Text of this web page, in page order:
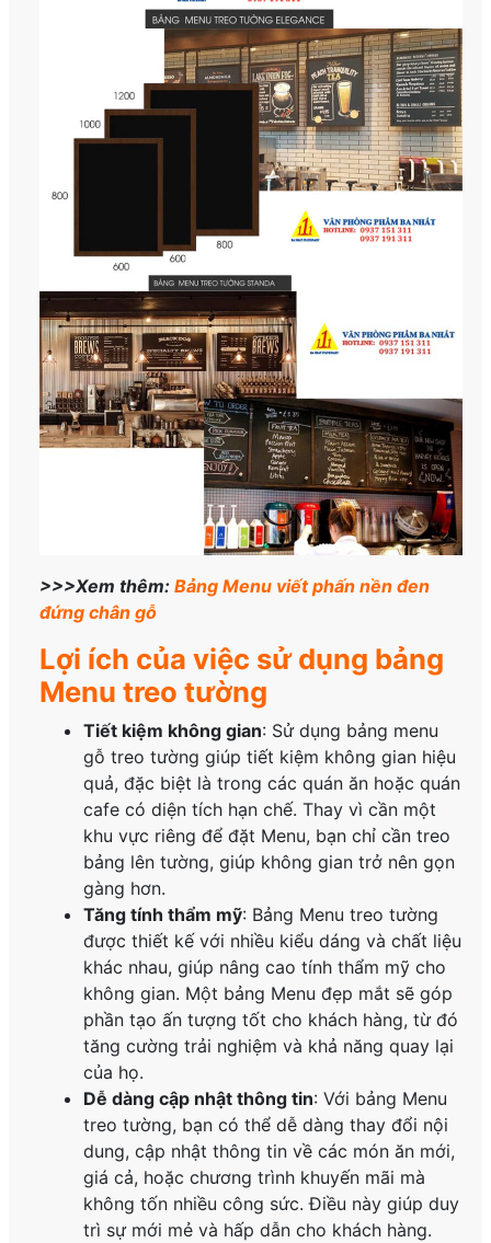
>>>Xem thêm:Bảng Menu viết phấn nền đen
đứng chân gỗ
Lợi ích của việc sử dụng bảng
Menu treo tường
Tiết kiệm không gian: Sử dụng bảng menu
gỗ treo tường giúp tiết kiệm không gian hiệu
quả, đặc biệt là trong các quán ăn hoặc quán
cafe có diện tích hạn chế. Thay vì cần một
khu vực riêng để đặt Menu, bạn chỉ cần treo
bảng lên tường, giúp không gian trở nên gọn
gàng hơn.
Tăng tính thẩm mỹ: Bảng Menu treo tường
được thiết kế với nhiều kiểu dáng và chất liệu
khác nhau, giúp nâng cao tính thẩm mỹ cho
không gian. Một bảng Menu đẹp mắt sẽ góp
phần tạo ấn tượng tốt cho khách hàng, từ đó
tăng cường trải nghiệm và khả năng quay lại
của họ.
Dễ dàng cập nhật thông tin: Với bảng Menu
treo tường, bạn có thể dễ dàng thay đổi nội
dung, cập nhật thông tin về các món ăn mới,
giá cả, hoặc chương trình khuyến mãi mà
không tốn nhiều công sức. Điều này giúp duy
trì sự mới mẻ và hấp dẫn cho khách hàng.